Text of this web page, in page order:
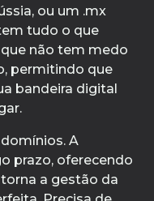
ou um .mx
tudo o que
não tem medo
permitindo que
bandeira digital
A
prazo, oferecendo
a gestão da